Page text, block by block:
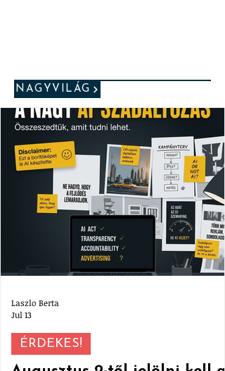
NAGYVILÁG
ÉRDEKES!
Laszlo Berta
Jul 13